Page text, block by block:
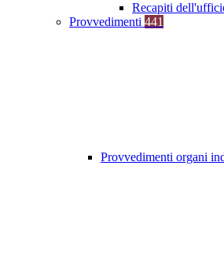
Recapiti
Provvedimenti 441
Provvedimenti organi